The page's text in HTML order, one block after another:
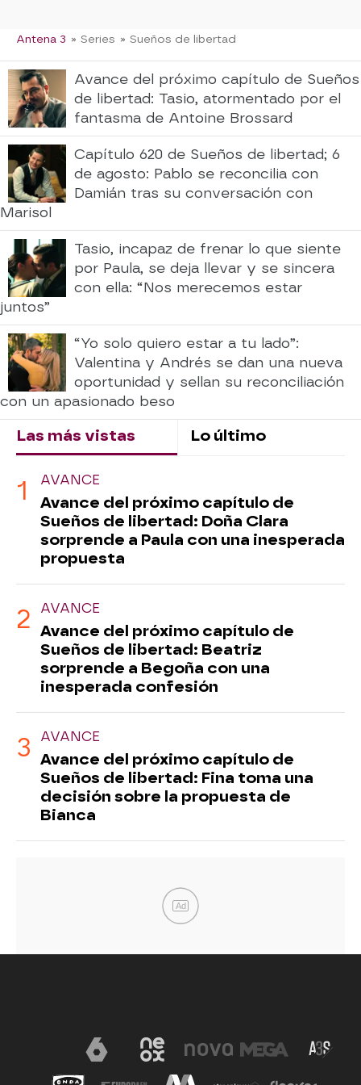
Antena 3 » Series » Sueños de libertad
Avance del próximo capítulo de Sueños
de libertad: Tasio, atormentado por el
fantasma de Antoine Brossard
Capítulo 620 de Sueños de libertad; 6
de agosto: Pablo se reconcilia con
Damián tras su conversación con
Marisol
Tasio, incapaz de frenar lo que siente
por Paula, se deja llevar y se sincera
con ella: “Nos merecemos estar
juntos”
“Yo solo quiero estar a tu lado”:
Valentina y Andrés se dan una nueva
oportunidad y sellan su reconciliación
con un apasionado beso
Las más vistas Lo último
AVANCE
Avance del próximo capítulo de
Sueños de libertad: Doña Clara
sorprende a Paula con una inesperada
propuesta
AVANCE
Avance del próximo capítulo de
Sueños de libertad: Beatriz
sorprende a Begoña con una
inesperada confesión
AVANCE
Avance del próximo capítulo de
Sueños de libertad: Fina toma una
decisión sobre la propuesta de
Bianca
Ad